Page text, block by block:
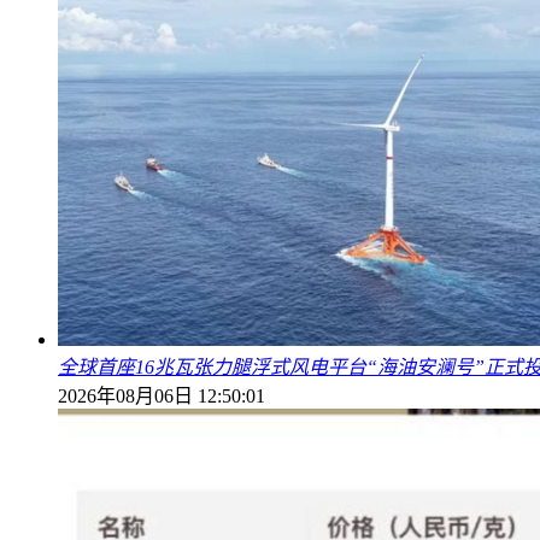
全球首座16兆瓦张力腿浮式风电平台“海油安澜号”正式
2026年08月06日 12:50:01